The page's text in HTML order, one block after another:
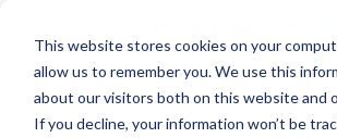
This website stores cookies on your
allow us to remember you. We use this
about our visitors both on this website and
If you decline, your information won’t be